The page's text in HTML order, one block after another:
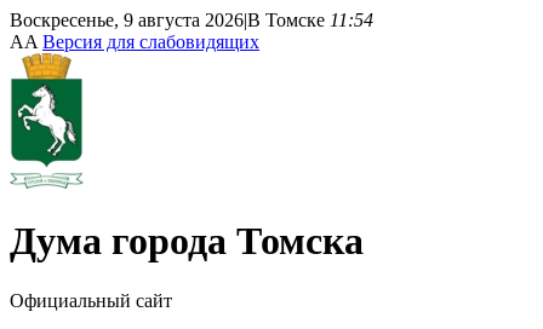
Воскресенье, 9 августа 2026|В Томске 11:54
AA Версия для слабовидящих
Дума города Томска
Официальный сайт